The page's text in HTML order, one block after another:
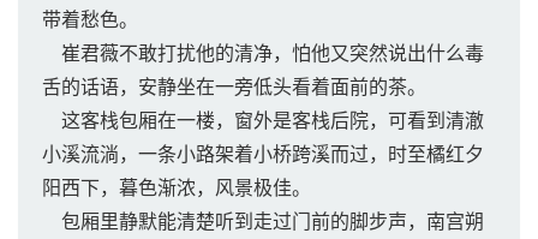
带着愁色。
崔君薇不敢打扰他的清净，怕他又突然说出什么毒
舌的话语，安静坐在一旁低头看着面前的茶。
这客栈包厢在一楼，窗外是客栈后院，可看到清澈
小溪流淌，一条小路架着小桥跨溪而过，时至橘红夕
阳西下，暮色渐浓，风景极佳。
包厢里静默能清楚听到走过门前的脚步声，南宫朔